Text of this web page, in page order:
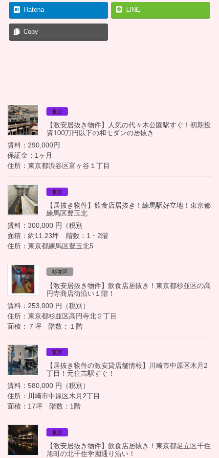
Hatena LINE
Copy
東京
【激安居抜き物件】人気の代々木公園駅すぐ！初期投
資100万円以下の和モダンの居抜き
賃料：290,000円
保証金：1ヶ月
住所：東京都渋谷区富ヶ谷１丁目
東京
【居抜き物件】飲食店居抜き！練馬駅好立地！東京都
練馬区豊玉北
賃料：300,000 円（税別
面積：約11.23坪 階数：1・2階
住所：東京都練馬区豊玉北5
杉並区
【激安居抜き物件】飲食店居抜き！東京都杉並区の高
円寺商店街沿い１階！
賃料：253,000 円（税別）
住所：東京都杉並区高円寺北２丁目
面積：７坪 階数：１階
東京
【居抜き物件の激安貸店舗情報】川崎市中原区木月2
丁目！元住吉駅すぐ！
賃料：580,000 円（税別）
住所：川崎市中原区木月2丁目
面積：17坪 階数：1階
東京
【激安居抜き物件】飲食店居抜き！東京都足立区千住
旭町の北千住学園通り沿い！